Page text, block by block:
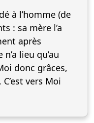
à l’homme (de
: sa mère l’a
après
lieu qu’au
donc grâces,
vers Moi